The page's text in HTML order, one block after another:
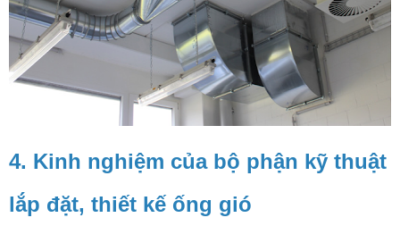
4. Kinh nghiệm của bộ phận kỹ thuật
lắp đặt, thiết kế ống gió